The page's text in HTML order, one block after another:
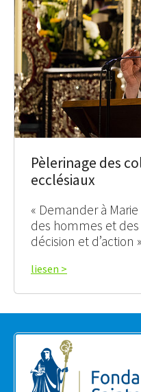
Pèlerinage des
ecclésiaux
« Demander à
des hommes et
décision et d’action »
liesen >